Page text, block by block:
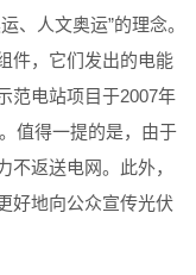
、人文奥运”的理念。
件，它们发出的电能
范电站项目于2007年
值得一提的是，由于
返送电网。此外，
好地向公众宣传光伏